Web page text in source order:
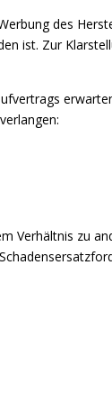
des
ist. Zur
Verhältnis zu